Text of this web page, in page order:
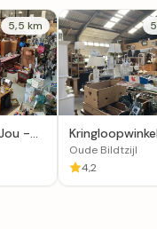
5,5 km
-
en
Oude Bildtzijl
Oude Bildtzijl
4,2